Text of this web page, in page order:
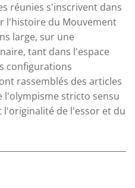
réunies s'inscrivent dans
l'histoire du Mouvement
large, sur une
tant dans l'espace
configurations
rassemblés des articles
l'olympisme stricto sensu
de l'essor et du